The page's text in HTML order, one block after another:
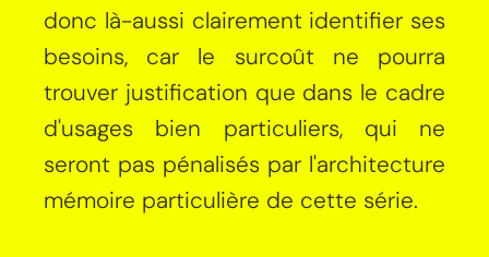
donc là-aussi clairement identifier ses
besoins, car le surcoût ne pourra
trouver justification que dans le cadre
d'usages bien particuliers, qui ne
seront pas pénalisés par l'architecture
mémoire particulière de cette série.